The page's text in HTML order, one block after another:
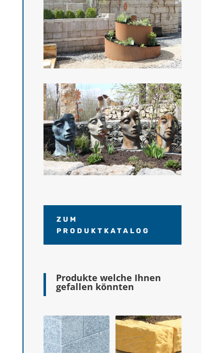
ZUM
PRODUKTKATALOG
Produkte welche Ihnen
gefallen könnten